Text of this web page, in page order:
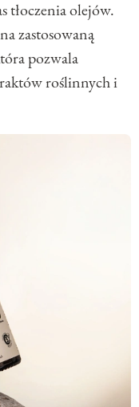
tłoczenia olejów.
zastosowaną
pozwala
roślinnych i